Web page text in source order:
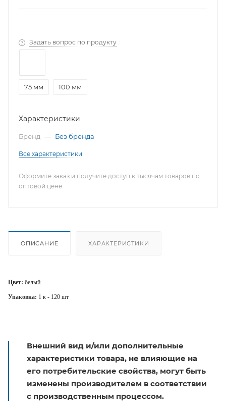
Задать вопрос по продукту
75 мм 100 мм
Характеристики
Бренд — Без бренда
Все характеристики
Оформите заказ и получите доступ к тысячам товаров по
оптовой цене
ОПИСАНИЕ ХАРАКТЕРИСТИКИ
Цвет: белый
Упаковка: 1 к - 120 шт
Внешний вид и/или дополнительные
характеристики товара, не влияющие на
его потребительские свойства, могут быть
изменены производителем в соответствии
с производственным процессом.